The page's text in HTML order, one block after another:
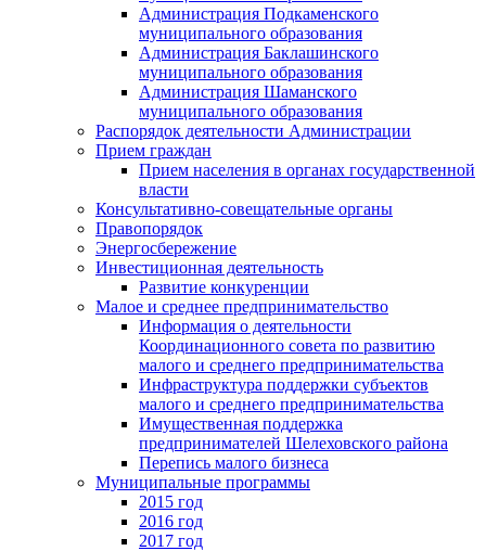
Администрация Подкаменского
муниципального образования
Администрация Баклашинского
муниципального образования
Администрация Шаманского
муниципального образования
Распорядок деятельности Администрации
Прием граждан
Прием населения в органах государственной
власти
Консультативно-совещательные органы
Правопорядок
Энергосбережение
Инвестиционная деятельность
Развитие конкуренции
Малое и среднее предпринимательство
Информация о деятельности
Координационного совета по развитию
малого и среднего предпринимательства
Инфраструктура поддержки субъектов
малого и среднего предпринимательства
Имущественная поддержка
предпринимателей Шелеховского района
Перепись малого бизнеса
Муниципальные программы
2015 год
2016 год
2017 год